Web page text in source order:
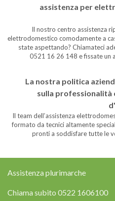
assistenza per
Il nostro centro assistenza
elettrodomestico comodamente a
state aspettando? Chiamateci
0521 16 26 148 e fissate un
La nostra politica
sulla professionalità
Il team dell’assistenza
formato da tecnici altamente
pronti a soddisfare tutte le
Assistenza plurimarche
Chiama subito 0522 1606100